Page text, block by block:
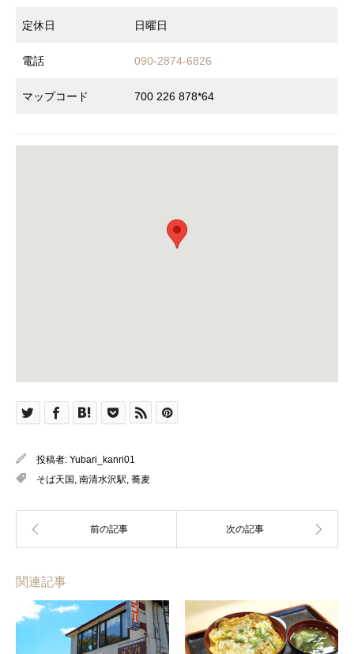
定休日 日曜日
電話 090-2874-6826
マップコード 700 226 878*64
投稿者: Yubari_kanri01
そば天国 , 南清水沢駅, 蕎麦
関連記事